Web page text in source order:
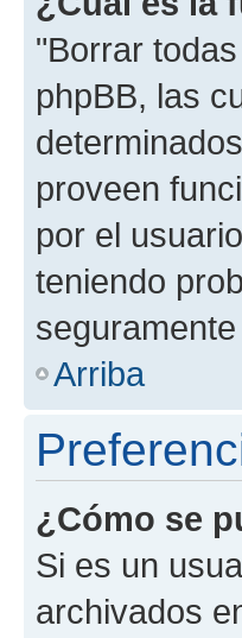
"Borrar
phpBB, las
proveen
por el
teniendo
Arriba
¿Cómo se
Si es un
archivados